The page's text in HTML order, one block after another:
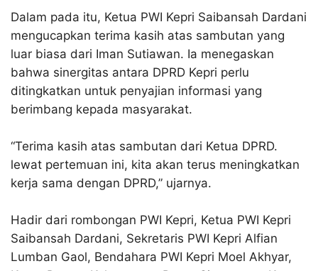
Dalam pada itu, Ketua PWI Kepri Saibansah Dardani
mengucapkan terima kasih atas sambutan yang
luar biasa dari Iman Sutiawan. Ia menegaskan
bahwa sinergitas antara DPRD Kepri perlu
ditingkatkan untuk penyajian informasi yang
berimbang kepada masyarakat.
“Terima kasih atas sambutan dari Ketua DPRD.
lewat pertemuan ini, kita akan terus meningkatkan
kerja sama dengan DPRD,” ujarnya.
Hadir dari rombongan PWI Kepri, Ketua PWI Kepri
Saibansah Dardani, Sekretaris PWI Kepri Alfian
Lumban Gaol, Bendahara PWI Kepri Moel Akhyar,